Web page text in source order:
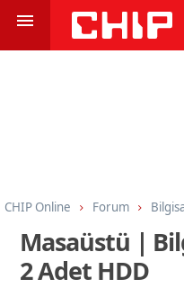
CHIP Online Forum
Sabit Diskler, SSD, Flash Bellek
Masaüstü |
2 Adet HDD